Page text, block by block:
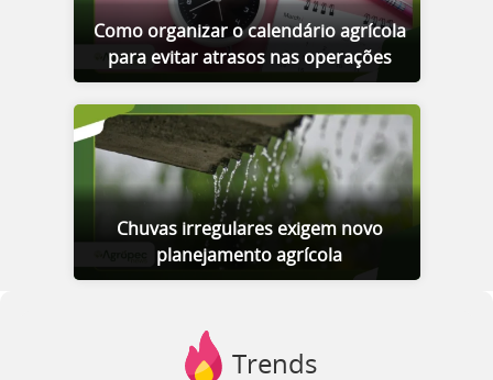
Como organizar o calendário agrícola
para evitar atrasos nas operações
Chuvas irregulares exigem novo
planejamento agrícola
Trends